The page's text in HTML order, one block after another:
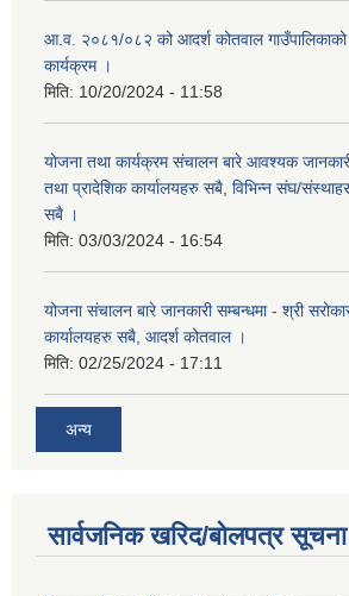
आ.व. २०८१/०८२ को आदर्श कोतवाल गाउँपालिकाको
कार्यक्रम ।
मिति: 10/20/2024 - 11:58
योजना तथा कार्यक्रम संचालन बारे आवश्यक
तथा प्रादेशिक कार्यालयहरु सबै, विभिन्‍न संघ/
सबै ।
मिति: 03/03/2024 - 16:54
योजना संचालन बारे जानकारी सम्बन्धमा - श्री
कार्यालयहरु सबै, आदर्श कोतवाल ।
मिति: 02/25/2024 - 17:11
अन्य
सार्वजनिक खरिद/बोलपत्र सूचना